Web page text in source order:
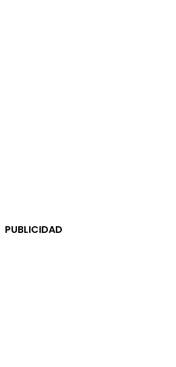
PUBLICIDAD